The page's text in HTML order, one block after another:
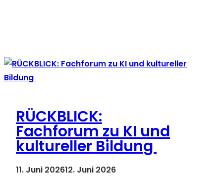
RÜCKBLICK:
Fachforum zu KI und
kultureller Bildung
11. Juni 202612. Juni 2026